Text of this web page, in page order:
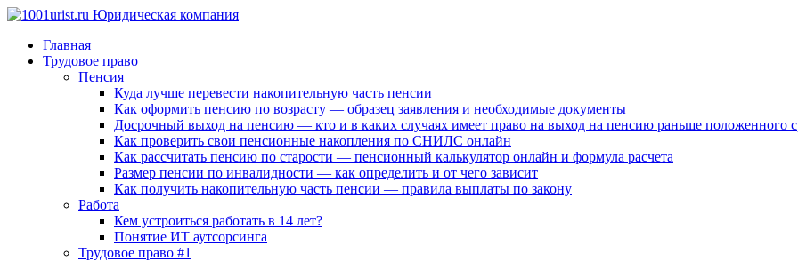
Главная
Трудовое право
Пенсия
Куда лучше перевести накопительную часть пенсии
Как оформить пенсию по возрасту — образец заявления и необходимые документы
Досрочный выход на пенсию — кто и в каких случаях имеет право на выход на пенсию раньше положенного
Как проверить свои пенсионные накопления по СНИЛС онлайн
Как рассчитать пенсию по старости — пенсионный калькулятор онлайн и формула расчета
Размер пенсии по инвалидности — как определить и от чего зависит
Как получить накопительную часть пенсии — правила выплаты по закону
Работа
Кем устроиться работать в 14 лет?
Понятие ИТ аутсорсинга
Трудовое право #1